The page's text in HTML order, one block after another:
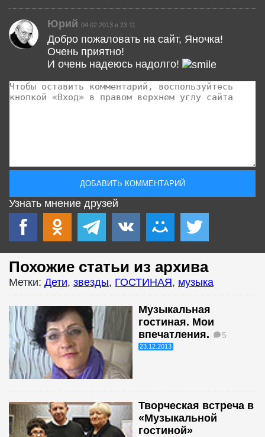
Юрий 04.02.2013 в 23:11
Добро пожаловать на сайт, Яночка!
Очень приятно!
И очень надеюсь надолго!
Узнать мнение друзей
Похожие статьи из архива
Метки: Дети, звезды, ГОСТИНАЯ, музыка
Музыкальная
гостиная. Мои
впечатления.
5
23.12.2013
Творческая встреча в
«Музыкальной
гостиной»